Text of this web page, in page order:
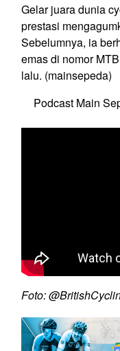
Gelar juara dunia
prestasi
Sebelumnya, ia
emas di nomor
lalu. (mainsepeda)
Podcast Main
Foto: